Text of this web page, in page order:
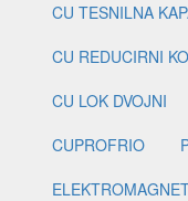
CU TESNILNA
CU REDUCIRNI
CU LOK DVOJNI
CUPROFRIO